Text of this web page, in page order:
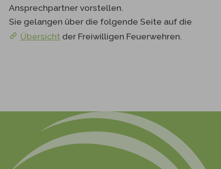
Ansprechpartner vorstellen.
Sie gelangen über die folgende Seite auf die
Übersichtder Freiwilligen Feuerwehren.